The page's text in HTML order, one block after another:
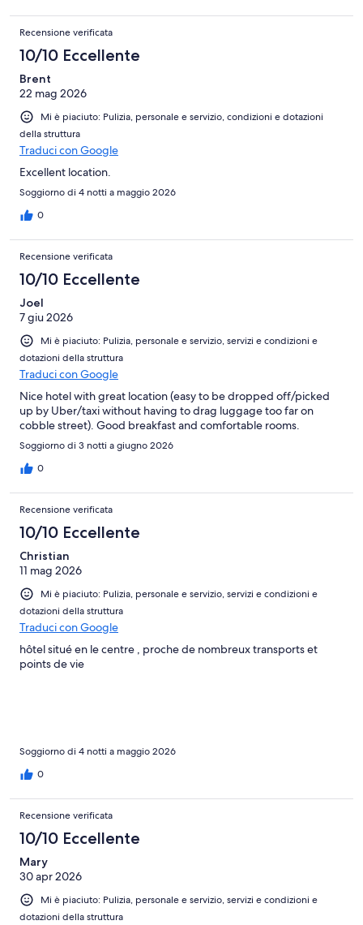
gratuito. Unica pecca (trascurabile): il secondo giorno,
probabilmente per questioni organizzative, hanno riordinato la
stanza ma non hanno sostituito le asciugamani lasciate sul
pavimento. Consigliatissimo.
Recensione verificata
10/10 Eccellente
Brent
22 mag 2026
Mi è piaciuto: Pulizia, personale e servizio, condizioni e dotazioni
della struttura
Traduci con Google
Excellent location.
Soggiorno di 4 notti a maggio 2026
0
Recensione verificata
10/10 Eccellente
Joel
7 giu 2026
Mi è piaciuto: Pulizia, personale e servizio, servizi e condizioni e
dotazioni della struttura
Traduci con Google
Nice hotel with great location (easy to be dropped off/picked
up by Uber/taxi without having to drag luggage too far on
cobble street). Good breakfast and comfortable rooms.
Soggiorno di 3 notti a giugno 2026
0
Recensione verificata
10/10 Eccellente
Christian
11 mag 2026
Mi è piaciuto: Pulizia, personale e servizio, servizi e condizioni e
dotazioni della struttura
Traduci con Google
hôtel situé en le centre , proche de nombreux transports et
points de vie
Soggiorno di 4 notti a maggio 2026
0
Recensione verificata
10/10 Eccellente
Mary
30 apr 2026
Mi è piaciuto: Pulizia, personale e servizio, servizi e condizioni e
dotazioni della struttura